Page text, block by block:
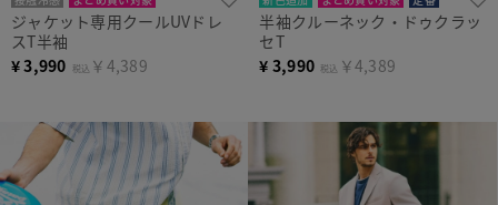
ジャケット専用クールUVドレ
スT半袖
¥3,990 税込 ￥4,389
半袖クルーネック・ドゥクラッ
セT
¥ 3,990 税込 ￥4,389